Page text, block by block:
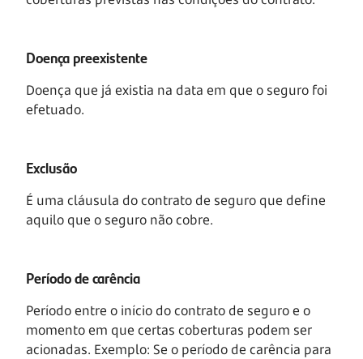
Doença preexistente
Doença que já existia na data em que o seguro foi
efetuado.
Exclusão
É uma cláusula do contrato de seguro que define
aquilo que o seguro não cobre.
Período de carência
Período entre o início do contrato de seguro e o
momento em que certas coberturas podem ser
acionadas. Exemplo: Se o período de carência para